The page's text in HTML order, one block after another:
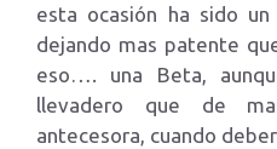
esta ocasión ha sido
dejando mas patente
eso…. una Beta,
llevadero que de
antecesora, cuando